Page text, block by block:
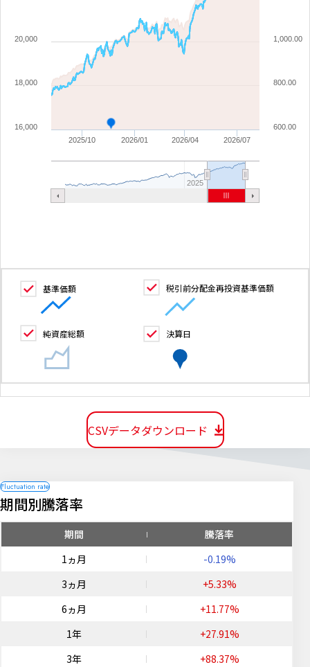
2026/01 2026/07
2025/10 2026/04
2025
16,000
18,000
20,000
600.00
800.00
1,000.00
基準価額 税引前分配金再投資基準価額
純資産総額 決算日
CSVデータダウンロード
期間別騰落率
期間
騰落率
1ヵ月
-0.19%
3ヵ月
+5.33%
6ヵ月
+11.77%
1年
+27.91%
3年
+88.37%